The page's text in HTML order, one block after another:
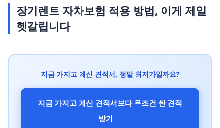
장기렌트 자차보험 적용 방법, 이게 제일
헷갈립니다
지금 가지고 계신 견적서, 정말 최저가일까요?
지금 가지고 계신 견적서보다 무조건 싼 견적
받기 →